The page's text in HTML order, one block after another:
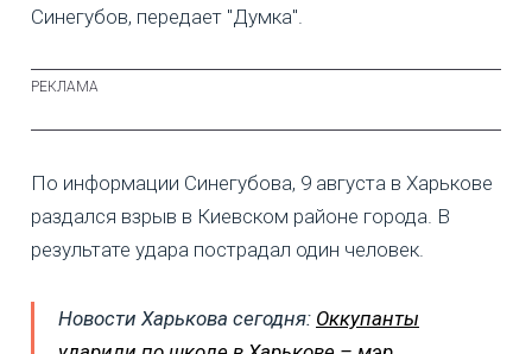
Синегубов, передает "Думка".
По информации Синегубова, 9 августа в Харькове
раздался взрыв в Киевском районе города. В
результате удара пострадал один человек.
Новости Харькова сегодня: Оккупанты